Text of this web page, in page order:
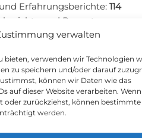
verwalten
bieten, verwenden wir Technologien
zu speichern und/oder darauf
können wir Daten wie das
auf dieser Website verarbeiten.
oder zurückziehst, können bestimmte
werden.
Erfahrungsberichte: 114
und Bewertungen
Brokeloh:
WEITER
Wohnmobilstellplatz an der
Therme in 95138 Bad